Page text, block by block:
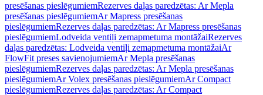
presēšanas pieslēgumiemRezerves daļas paredzētas: Ar Mepla
presēšanas pieslēgumiemAr Mapress presēšanas
pieslēgumiemRezerves daļas paredzētas: Ar Mapress presēšanas
pieslēgumiemLodveida ventiļi zemapmetuma montāžaiRezerves
daļas paredzētas: Lodveida ventiļi zemapmetuma montāžaiAr
FlowFit preses savienojumiemAr Mepla presēšanas
pieslēgumiemRezerves daļas paredzētas: Ar Mepla presēšanas
pieslēgumiemAr Volex presēšanas pieslēgumiemAr Compact
pieslēgumiemRezerves daļas paredzētas: Ar Compact